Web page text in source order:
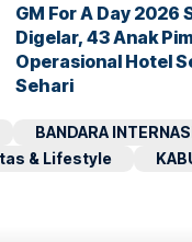
GM For A Day 2026
Digelar, 43 Anak
Operasional Hotel
Sehari
BANDARA
& Lifestyle